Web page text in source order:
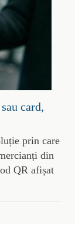
card,
prin care
din
QR afișat